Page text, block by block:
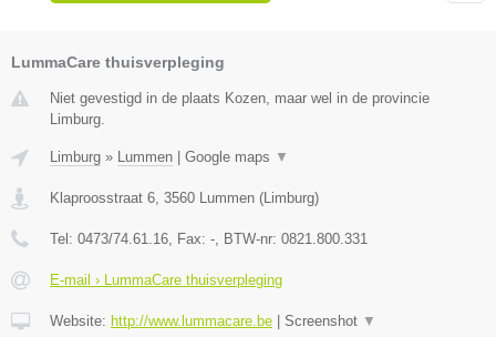
LummaCare thuisverpleging
Niet gevestigd in de plaats Kozen, maar wel in de provincie
Limburg.
Limburg » Lummen Google maps ▼
Klaproosstraat 6, 3560 Lummen (Limburg)
Tel: 0473/74.61.16, Fax: -, BTW-nr: 0821.800.331
E-mail › LummaCare thuisverpleging
Website: http://www.lummacare.be Screenshot ▼